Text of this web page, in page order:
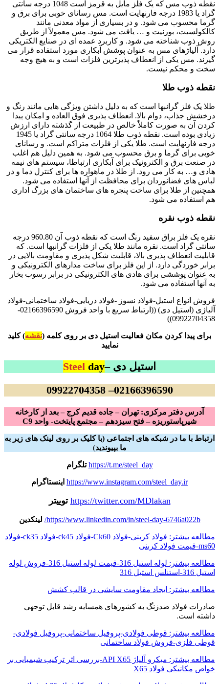
نقطه ذوب مس که یک فلز مایل به قرمز است 1048 درجه سانتی
گراد یا 1983 درجه فارنهایت است. مس رسانای خوبی برای برق و
گرما محسوب می شود. و در بسیاری از مواد معدنی مانند
کالکولسیت، بورنیت و … یافت می شود. مس معمولاً از طریق
روش ذوب شناخته می شود. و کاربرد عمده ای در صنایع الکتریکی
دارد. آلیاژهای مس به عنوان پوشش آبکاری مورد استفاده قرار می
گیرند. مس یکی از انعطاف پذیرترین فلزات است و به هیچ وجه
سخت و محکم نیست.
نقطه ذوب طلا
طلا یک فلز گرانبها است که به دلیل داشتن ویژگی هایی مانند رنگ و
درخشش جذاب، دوام بالا. انعطاف پذیری فوق العاده و امکان پیدا
کردن آن به صورت کاملاً خالص در طبیعت از گذشته دارای ارزش
زیادی بوده است. نقطه ذوب طلا 1064 درجه سانتی گراد یا 1945
درجه فارنهایت است. طلا یکی از فلزات متراکم است. و رسانای
خوبی برای گرما و برق محسوب می شود. به همین دلیل هم اغلب
در صنعت برق و الکترونیک برای آبکاری ارتباطا، سیستم های نیمه
هادی و… به کار می رود. از طلا در ماهواره ها برای کنترل دما و در
لباس های فضانوردان برای محافظت از آنها استفاده می شود.
همچنین از طلا برای ساخت پنجره های ساختمان های بزرگ اداری
هم استفاده می شود.
نقطه ذوب نقره
نقره یک فلز براق سفید رنگ است که نقطه ذوب آن 960.80 درجه
سانتی گراد است. نقره مانند طلا یکی از فلزات گرانبها است. که
قابلیت انعطاف پذیری بالا، قابلیت شکل پذیری و مقاومت بالایی در
برابر خوردگی دارد. از این فلز برای ساخت مدارهای الکترونیکی و
به عنوان پوششی برای هادی های الکترونیکی در برابر رسوب بخار
به آنها استفاده می شود.
فروش انواع استیل-فولاد نسوز -فولاد دریایی-فولاد ساختمانی-فولاد
آلیاژی (استیل دی) ((ارتباط سریع با واحد فروش 02166396590-
09922704358))
برای پیدا کردن مکان فعالیت استیل دی بر روی کلمه (نقشه) کلید
نمایید
استیل دی – Steel day
02166396590– 09922704358
آدرس دفتر مرکزی: تهران – جاده قدیم کرج – بعد از کارخانه
شیرپاستوریزه – فتح سیزدهم – مجتمع پایتخت- واحد C9
ارتباط با ما در شبکه های اجتماعی (با کلیک بر روی لینک های زیر به
ما بپیوندید)
https://t.me/steel_day تلگرام
https://www.instagram.com/steel_day.ir اینستاگرام
https://twitter.com/MDlakan توییتر
https://www.linkedin.com/in/steel-day-6746a022b/ لینکدین
مطالعه بیشتر: فولاد کربنی-فولاد Ck60-فولاد ck45-فولاد ck35-فولاد
ms60-قیمت فولاد کربنی
مطالعه بیشتر: لوله استیل 316-قیمت لوله استیل 316-فروش لوله
استیل 316-استنلس استیل 316
مطالعه بیشتر: ایجاد مقاومت سایشی در قالب کشش
صادرات فولاد ضدزنگ به کشورهای همسایه رشد قابل توجهی
داشته است.
مطالعه بیشتر: قوطی فولادی-پروفیل ساختمانی-پروفیل فولادی-
قوطی فلزی-فروش فولاد ساختمانی
مطالعه بیشتر: میکرو آلیاژ API X65-بررسی اثر ترکیب شیمیایی بر
خواص مکانیکی فولاد X65